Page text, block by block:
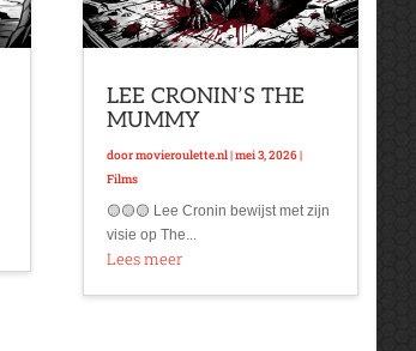
LEE CRONIN’S THE
MUMMY
doormovieroulette.nl|mei 3, 2026|
Films
🟡🟡🟡 Lee Cronin bewijst met zijn
visie op The...
Lees meer